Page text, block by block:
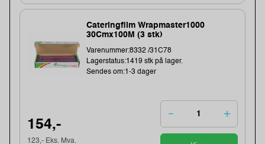
Cateringfilm Wrapmaster1000
30Cmx100M (3 stk)
Varenummer:8332 /31C78
Lagerstatus:1419 stk på lager.
Sendes om:1-3 dager
154,-
123,- Eks. Mva.